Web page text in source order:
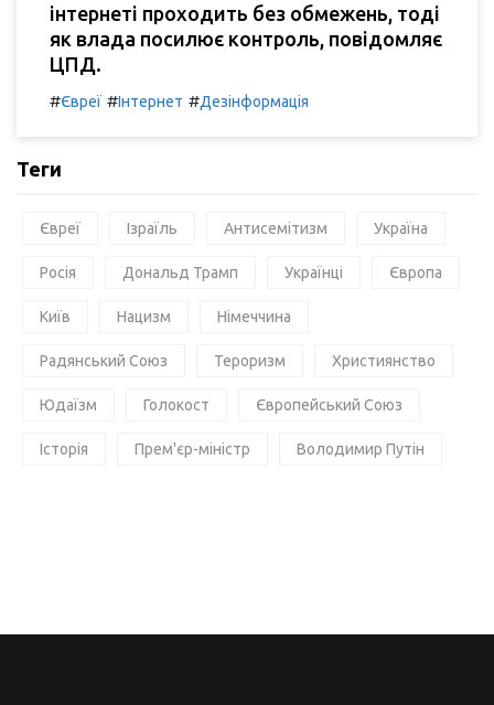
інтернеті проходить без обмежень, тоді
як влада посилює контроль, повідомляє
ЦПД.
#Євреї #Інтернет #Дезінформація
Теги
Євреї Ізраїль Антисемітизм Україна
Росія Дональд Трамп Українці Європа
Київ Нацизм Німеччина
Радянський Союз Тероризм Християнство
Юдаїзм Голокост Європейський Союз
Історія Прем'єр-міністр Володимир Путін